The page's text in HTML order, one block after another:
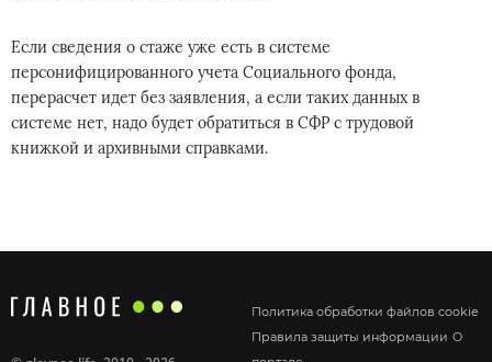
Если сведения о стаже уже есть в системе
персонифицированного учета Социального фонда,
перерасчет идет без заявления, а если таких данных в
системе нет, надо будет обратиться в СФР с трудовой
книжкой и архивными справками.
Политика обработки файлов cookie
Правила защиты информации О